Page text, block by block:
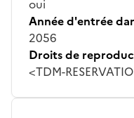
oui
Année d'entrée
2056
Droits de
<TDM-